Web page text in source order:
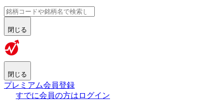
閉じる
閉じる
プレミアム会員登録
すでに会員の方はログイン